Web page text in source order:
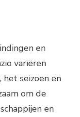
en
variëren
het seizoen en
om de
en